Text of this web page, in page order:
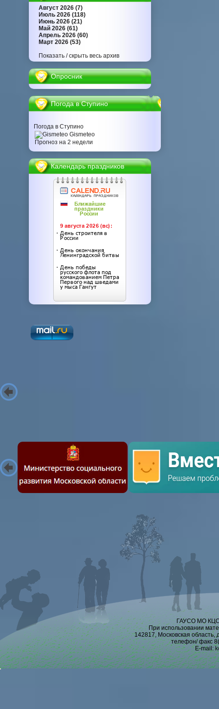
Август 2026 (7)
Июль 2026 (118)
Июнь 2026 (21)
Май 2026 (61)
Апрель 2026 (60)
Март 2026 (53)
Показать / скрыть весь архив
Опросник
Погода в Ступино
Погода в Ступино
Gismeteo
Прогноз на 2 недели
Календарь праздников
ГАУСО МО
При использовании
142817, Московская
телефон/ факс
E-mail: